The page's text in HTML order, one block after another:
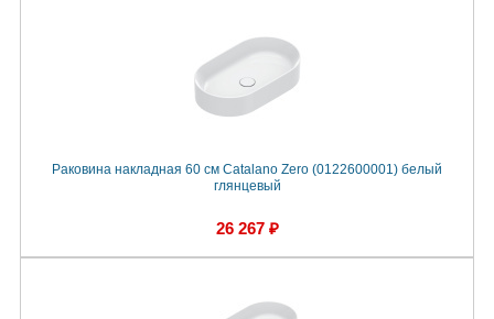
Раковина накладная 60 см Catalano Zero (0122600001) белый
глянцевый
26 267 ₽